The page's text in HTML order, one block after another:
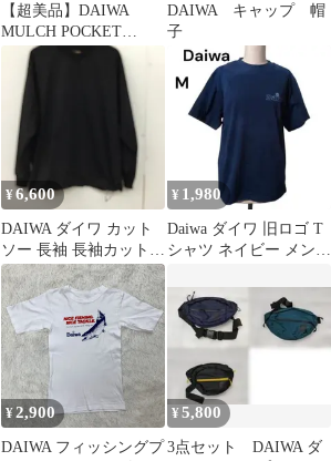
【超美品】DAIWA
MULCH POCKET
MESH TOOL VEST
DAIWA キャップ 帽
子
¥6,600
DAIWA ダイワ カット
ソー 長袖 長袖カットソ
ー 無地カットソー クル
ーネック
¥ 1,980
Daiwa ダイワ 旧ロゴ T
シャツ ネイビー メンズ
¥2,900
DAIWA フィッシングプ
¥5,800
3点セット DAIWA ダ